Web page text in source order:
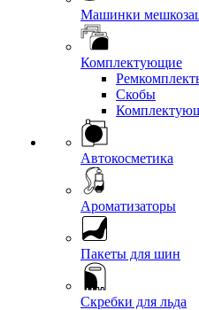
Машинки
Комплектующие
Скобы
Автокосметика
Ароматизаторы
Пакеты для шин
Скребки для льда